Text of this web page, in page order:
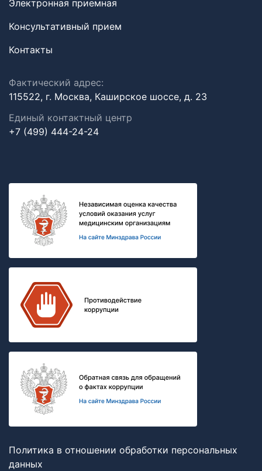
Электронная приемная
Консультативный прием
Контакты
Фактический адрес:
115522, г. Москва, Каширское шоссе, д. 23
Единый контактный центр
+7 (499) 444-24-24
Политика в отношении обработки персональных
данных